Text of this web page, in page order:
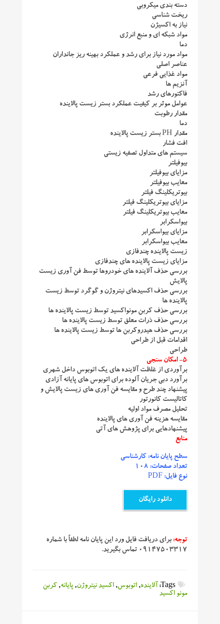
دسته بندی میکروبی
ریخت شناسی
نیاز به اکسیژن
مواد شبکه ای و منبع انرژی
دما
مواد مورد نیاز برای رشد و عملکرد بهینه ریز جانداران
عناصر اصلی
مواد غذایی فرعی
آنزیم ها
فاکتورهای رشد
عوامل موثر بر کیفیت عملکرد بستر زیست پالاینده
مقدار رطوبت
دما
مقدار PH بستر زیست پالاینده
افت فشار
سیستم های متداول تصفیه زیستی
بیوفیلتر
مزایای بیوفیلتر
معایب بیوفیلتر
بیوتریکلینگ فیلتر
مزایای بیوتریکلینگ فیلتر
معایب بیوتریکلینگ فیلتر
بیواسکرابر
مزایای بیواسکرابر
معایب بیواسکرابر
زیست پالاینده چندفازی
مزایای زیست پالاینده های چندفازی
بررسی حذف آلاینده های خودروها توسط فن آوری زیست
پالایش
بررسی حذف اکسیدهای نیتروژن و گوگرد توسط زیست
پالاینده ها
بررسی حذف کربن مونواکسید توسط زیست پالاینده ها
بررسی حذف ذرات معلق توسط زیست پالاینده ها
بررسی حذف هیدروکربن ها توسط زیست پالاینده ها
اقدامات قبل از طراحی
طراحی
5- امکان سنجی
برآوردی از غلظت آلاینده های یک اتوبوس داخل شهری
برآورد دبی جریان آلوده برای اتوبوس های پایانه آزادی
پیشنهاد چند طرح و مقایسه فن آوری های زیست پالایش و
کاتالیست کانورتور
تحلیل مصرف مواد اولیه
مقایسه هزینه فن آوری های پالاینده
پیشنهادهایی برای پژوهش های آتی
منابع
سطح پایان نامه: کارشناسی
تعداد صفحات: 108
نوع فایل: PDF
دانلود رایگان
توجه:برای دریافت فایل ورد این پایان نامه لطفاً با شماره
۰۹۱۴۷۵۰۳۳۱۷ تماس بگیرید.
Tags: آلاینده,اتوبوس,اکسید نیتروژن,پایانه, کربن
مونو اکسید